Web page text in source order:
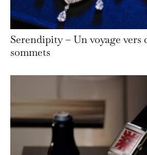
Serendipity – Un voyage vers
sommets